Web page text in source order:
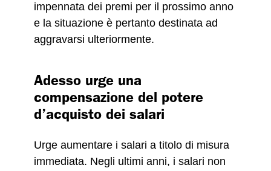
impennata dei premi per il prossimo anno
e la situazione è pertanto destinata ad
aggravarsi ulteriormente.
Adesso urge una
compensazione del potere
d’acquisto dei salari
Urge aumentare i salari a titolo di misura
immediata. Negli ultimi anni, i salari non